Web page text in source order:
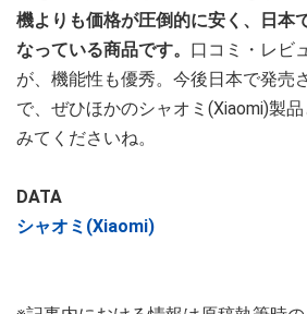
機よりも価格が圧倒的に安く、日本
なっている商品です。 口コミ・レビ
が、機能性も優秀。今後日本で発売
で、ぜひほかのシャオミ(Xiaomi)製
みてくださいね。
DATA
シャオミ(Xiaomi)